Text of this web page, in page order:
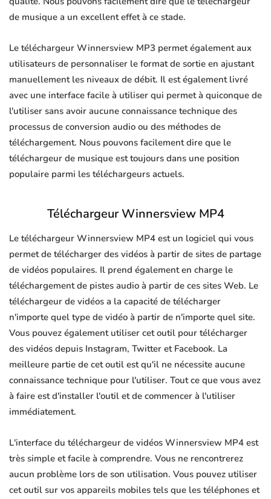
de musique a un excellent effet à ce stade.
Le téléchargeur Winnersview MP3 permet également aux
utilisateurs de personnaliser le format de sortie en ajustant
manuellement les niveaux de débit. Il est également livré
avec une interface facile à utiliser qui permet à quiconque de
l'utiliser sans avoir aucune connaissance technique des
processus de conversion audio ou des méthodes de
téléchargement. Nous pouvons facilement dire que le
téléchargeur de musique est toujours dans une position
populaire parmi les téléchargeurs actuels.
Téléchargeur Winnersview MP4
Le téléchargeur Winnersview MP4 est un logiciel qui vous
permet de télécharger des vidéos à partir de sites de partage
de vidéos populaires. Il prend également en charge le
téléchargement de pistes audio à partir de ces sites Web. Le
téléchargeur de vidéos a la capacité de télécharger
n'importe quel type de vidéo à partir de n'importe quel site.
Vous pouvez également utiliser cet outil pour télécharger
des vidéos depuis Instagram, Twitter et Facebook. La
meilleure partie de cet outil est qu'il ne nécessite aucune
connaissance technique pour l'utiliser. Tout ce que vous avez
à faire est d'installer l'outil et de commencer à l'utiliser
immédiatement.
L'interface du téléchargeur de vidéos Winnersview MP4 est
très simple et facile à comprendre. Vous ne rencontrerez
aucun problème lors de son utilisation. Vous pouvez utiliser
cet outil sur vos appareils mobiles tels que les téléphones et